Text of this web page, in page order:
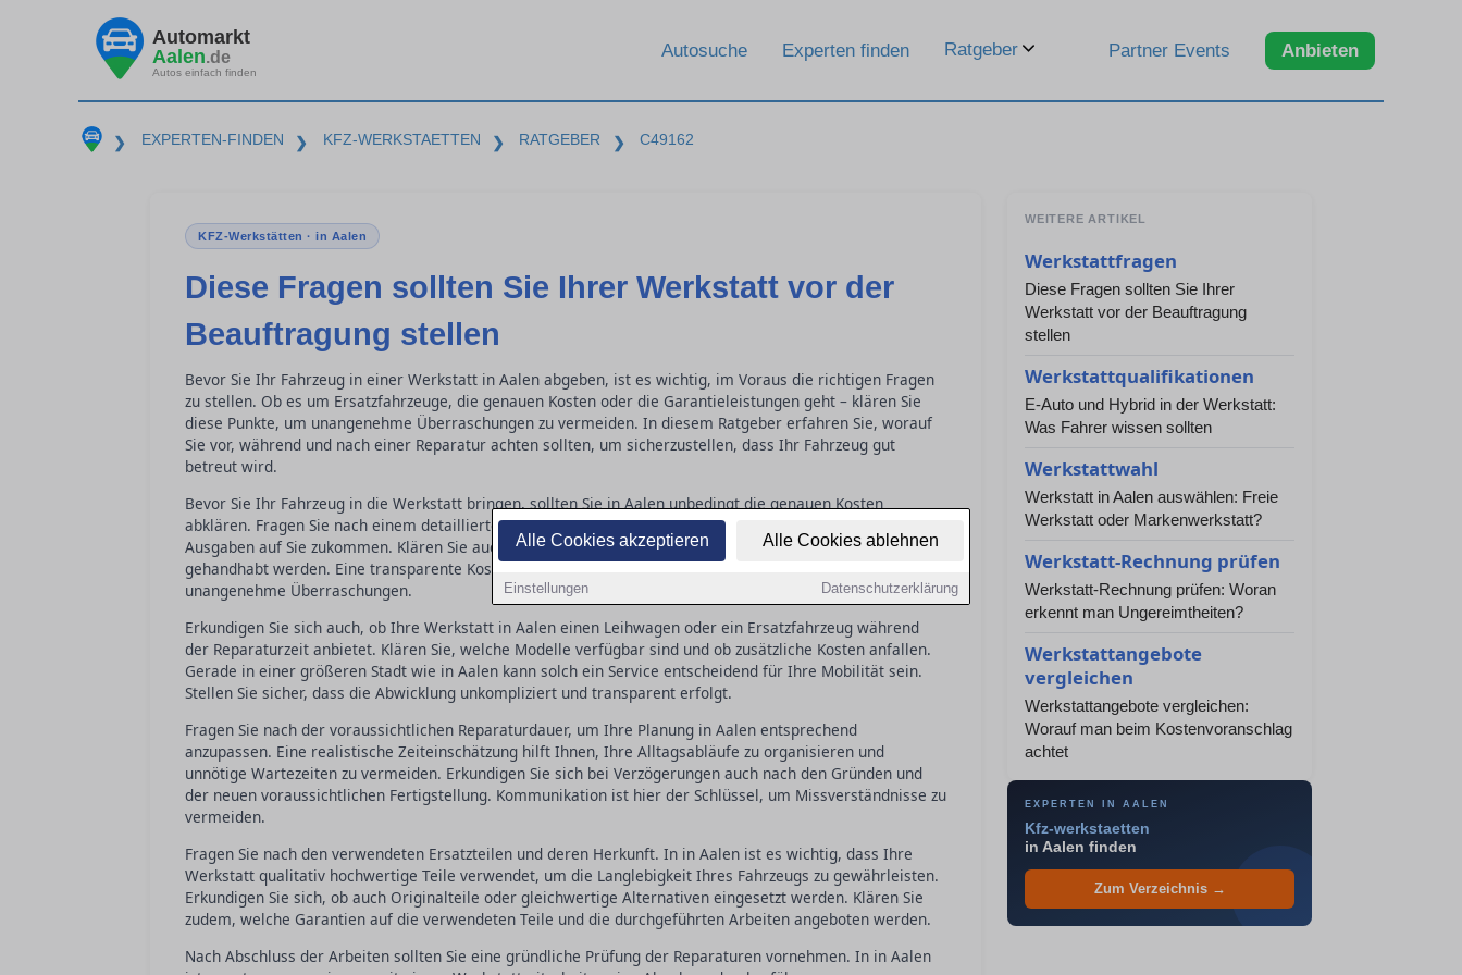
Alle Cookies akzeptieren Alle Cookies ablehnen
Einstellungen Datenschutzerklärung
Automarkt
Aalen.de
Autos einfach finden
Autosuche Experten finden Ratgeber Partner Events Anbieten
❯ EXPERTEN-FINDEN ❯ KFZ-WERKSTAETTEN ❯ RATGEBER ❯ C49162
KFZ-Werkstätten · in Aalen
Diese Fragen sollten Sie Ihrer Werkstatt vor der
Beauftragung stellen
Bevor Sie Ihr Fahrzeug in einer Werkstatt in Aalen abgeben, ist es wichtig, im Voraus die richtigen Fragen
zu stellen. Ob es um Ersatzfahrzeuge, die genauen Kosten oder die Garantieleistungen geht – klären Sie
diese Punkte, um unangenehme Überraschungen zu vermeiden. In diesem Ratgeber erfahren Sie, worauf
Sie vor, während und nach einer Reparatur achten sollten, um sicherzustellen, dass Ihr Fahrzeug gut
betreut wird.
Bevor Sie Ihr Fahrzeug in die Werkstatt bringen, sollten Sie in Aalen unbedingt die genauen Kosten
abklären. Fragen Sie nach einem detaillierten Kostenvoranschlag, damit Sie genau wissen, welche
Ausgaben auf Sie zukommen. Klären Sie auch, ob verborgene Kosten entstehen könnten und wie diese
gehandhabt werden. Eine transparente Kostenaufstellung vermeidet spätere Missverständnisse und
unangenehme Überraschungen.
Erkundigen Sie sich auch, ob Ihre Werkstatt in Aalen einen Leihwagen oder ein Ersatzfahrzeug während
der Reparaturzeit anbietet. Klären Sie, welche Modelle verfügbar sind und ob zusätzliche Kosten anfallen.
Gerade in einer größeren Stadt wie in Aalen kann solch ein Service entscheidend für Ihre Mobilität sein.
Stellen Sie sicher, dass die Abwicklung unkompliziert und transparent erfolgt.
Fragen Sie nach der voraussichtlichen Reparaturdauer, um Ihre Planung in Aalen entsprechend
anzupassen. Eine realistische Zeiteinschätzung hilft Ihnen, Ihre Alltagsabläufe zu organisieren und
unnötige Wartezeiten zu vermeiden. Erkundigen Sie sich bei Verzögerungen auch nach den Gründen und
der neuen voraussichtlichen Fertigstellung. Kommunikation ist hier der Schlüssel, um Missverständnisse zu
vermeiden.
Fragen Sie nach den verwendeten Ersatzteilen und deren Herkunft. In in Aalen ist es wichtig, dass Ihre
Werkstatt qualitativ hochwertige Teile verwendet, um die Langlebigkeit Ihres Fahrzeugs zu gewährleisten.
Erkundigen Sie sich, ob auch Originalteile oder gleichwertige Alternativen eingesetzt werden. Klären Sie
zudem, welche Garantien auf die verwendeten Teile und die durchgeführten Arbeiten angeboten werden.
Nach Abschluss der Arbeiten sollten Sie eine gründliche Prüfung der Reparaturen vornehmen. In in Aalen
WEITERE ARTIKEL
Werkstattfragen
Diese Fragen sollten Sie Ihrer
Werkstatt vor der Beauftragung
stellen
Werkstattqualifikationen
E-Auto und Hybrid in der Werkstatt:
Was Fahrer wissen sollten
Werkstattwahl
Werkstatt in Aalen auswählen: Freie
Werkstatt oder Markenwerkstatt?
Werkstatt-Rechnung prüfen
Werkstatt-Rechnung prüfen: Woran
erkennt man Ungereimtheiten?
Werkstattangebote
vergleichen
Werkstattangebote vergleichen:
Worauf man beim Kostenvoranschlag
achtet
EXPERTEN IN AALEN
Kfz-werkstaetten
in Aalen finden
Zum Verzeichnis →